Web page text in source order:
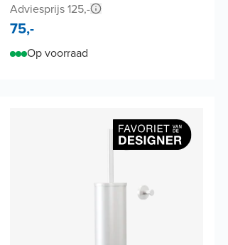
Adviesprijs 125,-
75,-
Op voorraad